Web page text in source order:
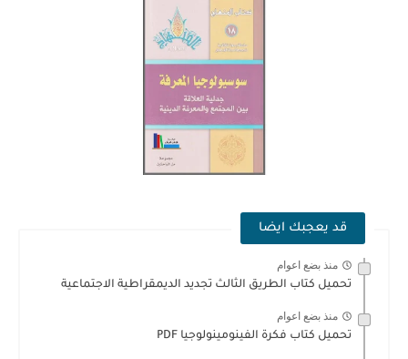
قد يعجبك ايضا
منذ بضع اعوام
تحميل كتاب الطريق الثالث تجديد الديمقراطية الاجتماعية
منذ بضع اعوام
تحميل كتاب فكرة الفينومينولوجيا PDF